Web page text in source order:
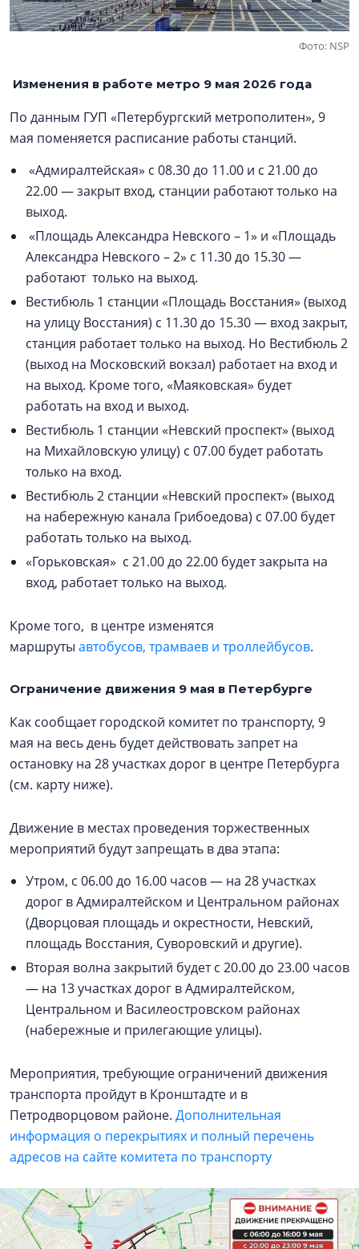
Фото: NSP
Изменения в работе метро 9 мая 2026 года
По данным ГУП «Петербургский метрополитен», 9
мая поменяется расписание работы станций.
«Адмиралтейская» с 08.30 до 11.00 и с 21.00 до
22.00 — закрыт вход, станции работают только на
выход.
«Площадь Александра Невского – 1» и «Площадь
Александра Невского – 2» с 11.30 до 15.30 —
работают только на выход.
Вестибюль 1 станции «Площадь Восстания» (выход
на улицу Восстания) с 11.30 до 15.30 — вход закрыт,
станция работает только на выход. Но Вестибюль 2
(выход на Московский вокзал) работает на вход и
на выход. Кроме того, «Маяковская» будет
работать на вход и выход.
Вестибюль 1 станции «Невский проспект» (выход
на Михайловскую улицу) с 07.00 будет работать
только на вход.
Вестибюль 2 станции «Невский проспект» (выход
на набережную канала Грибоедова) с 07.00 будет
работать только на выход.
«Горьковская» с 21.00 до 22.00 будет закрыта на
вход, работает только на выход.
Кроме того, в центре изменятся
маршруты автобусов, трамваев и троллейбусов.
Ограничение движения 9 мая в Петербурге
Как сообщает городской комитет по транспорту, 9
мая на весь день будет действовать запрет на
остановку на 28 участках дорог в центре Петербурга
(см. карту ниже).
Движение в местах проведения торжественных
мероприятий будут запрещать в два этапа:
Утром, с 06.00 до 16.00 часов — на 28 участках
дорог в Адмиралтейском и Центральном районах
(Дворцовая площадь и окрестности, Невский,
площадь Восстания, Суворовский и другие).
Вторая волна закрытий будет с 20.00 до 23.00 часов
— на 13 участках дорог в Адмиралтейском,
Центральном и Василеостровском районах
(набережные и прилегающие улицы).
Мероприятия, требующие ограничений движения
транспорта пройдут в Кронштадте и в
Петродворцовом районе. Дополнительная
информация о перекрытиях и полный перечень
адресов на сайте комитета по транспорту